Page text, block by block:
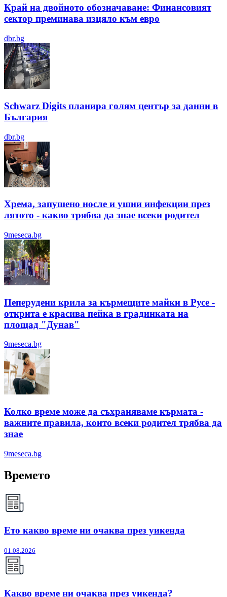
Край на двойното обозначаване: Финансовият
сектор преминава изцяло към евро
dbr.bg
Schwarz Digits планира голям център за данни в
България
dbr.bg
Хрема, запушено носле и ушни инфекции през
лятотo - какво трябва да знае всеки родител
9meseca.bg
Пеперудени крила за кърмещите майки в Русе -
открита е красива пейка в градинката на
площад "Дунав"
9meseca.bg
Колко време може да съхраняваме кърмата -
важните правила, които всеки родител трябва да
знае
9meseca.bg
Времето
Ето какво време ни очаква през уикенда
01.08.2026
Какво време ни очаква през уикенда?